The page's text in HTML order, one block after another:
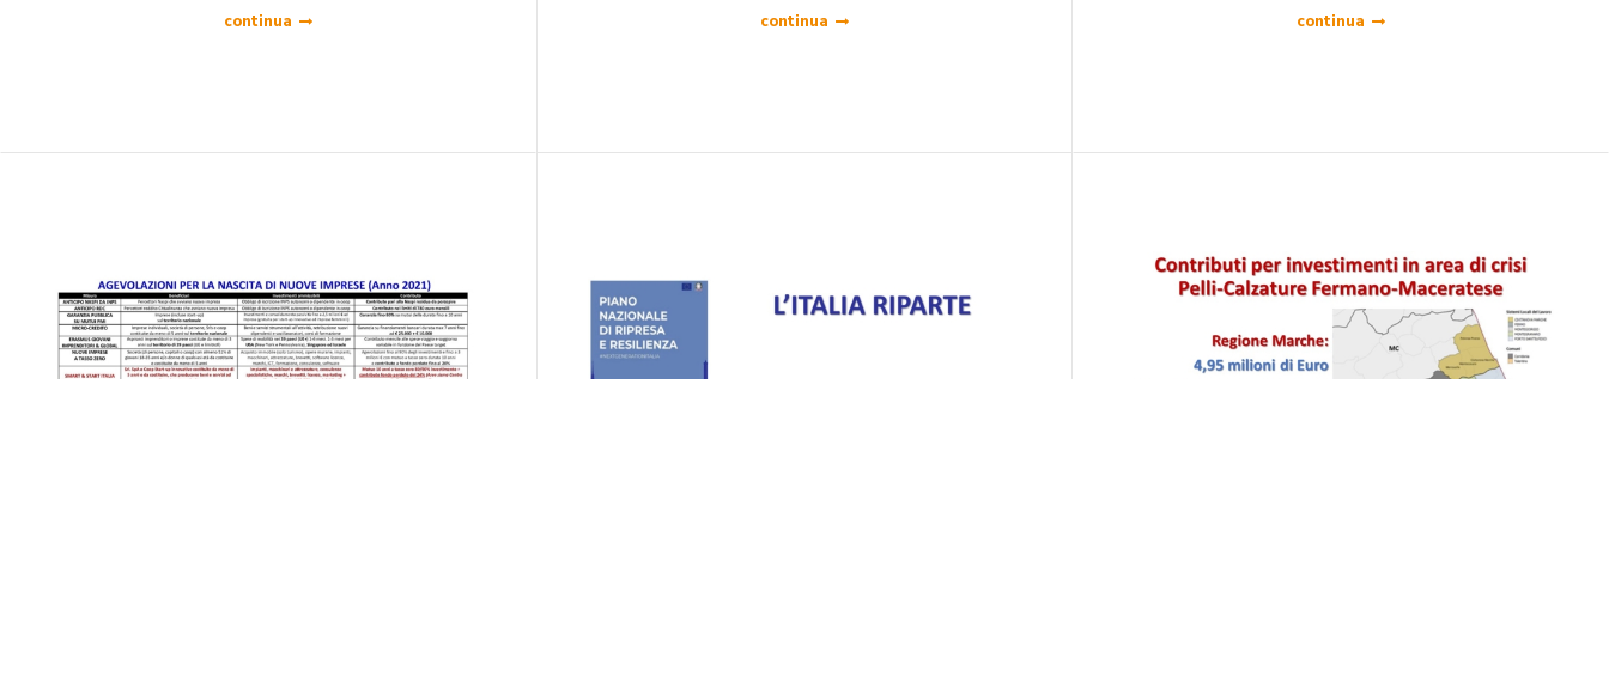
continua continua continua